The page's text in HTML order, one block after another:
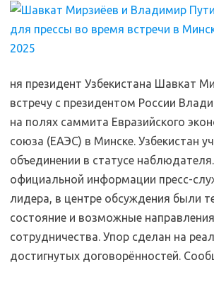
ня президент Узбекистана Шавкат
встречу с президентом России
на полях саммита Евразийского
союза (ЕАЭС) в Минске. Узбекистан
объединении в статусе
официальной информации пресс-
лидера, в центре обсуждения были
состояние и возможные
сотрудничества. Упор сделан на
достигнутых договорённостей.